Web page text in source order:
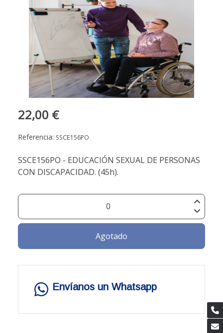
22,00 €
Referencia: SSCE156PO
SSCE156PO - EDUCACIÓN SEXUAL DE PERSONAS
CON DISCAPACIDAD. (45h).
Agotado
Envíanos un Whatsapp